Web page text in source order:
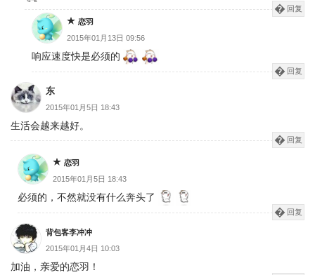
回复
恋羽
2015年01月13日 09:56
响应速度快是必须的
回复
东
2015年01月5日 18:43
生活会越来越好。
回复
恋羽
2015年01月5日 18:43
必须的，不然就没有什么奔头了
回复
背包客李冲冲
2015年01月4日 10:03
加油，亲爱的恋羽！